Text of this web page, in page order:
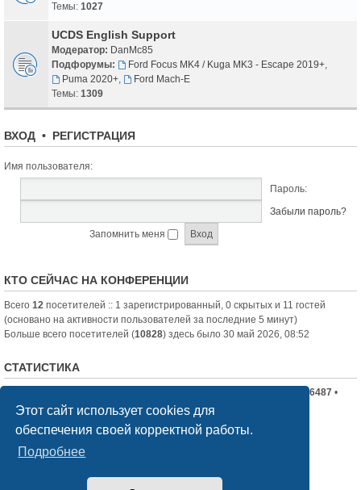
Этот сайт использует cookies для
обеспечения своей корректной работы.
Подробнее
Темы: 1027
UCDS English Support
Модератор: DanMc85
Подфорумы:
Ford Focus MK4 / Kuga MK3 - Escape 2019+,
Puma 2020+,
Ford Mach-E
Темы: 1309
ВХОД • РЕГИСТРАЦИЯ
Имя пользователя:
Пароль:
Забыли пароль?
Запомнить меня
КТО СЕЙЧАС НА КОНФЕРЕНЦИИ
Всего 12 посетителей :: 1 зарегистрированный, 0 скрытых и 11 гостей
(основано на активности пользователей за последние 5 минут)
Больше всего посетителей (10828) здесь было 30 май 2026, 08:52
СТАТИСТИКА
• Всего пользователей:6487 •
Новый пользователь: nord-jeka
Список форумов
phpBB® Forum Software © phpBB Limited